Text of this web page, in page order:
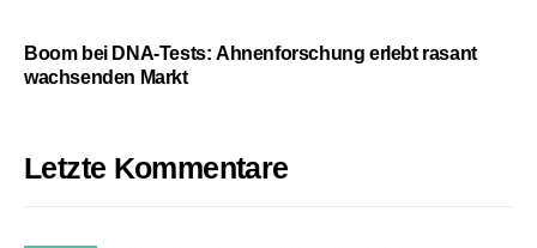
Boom bei DNA-Tests: Ahnenforschung erlebt rasant
wachsenden Markt
Letzte Kommentare